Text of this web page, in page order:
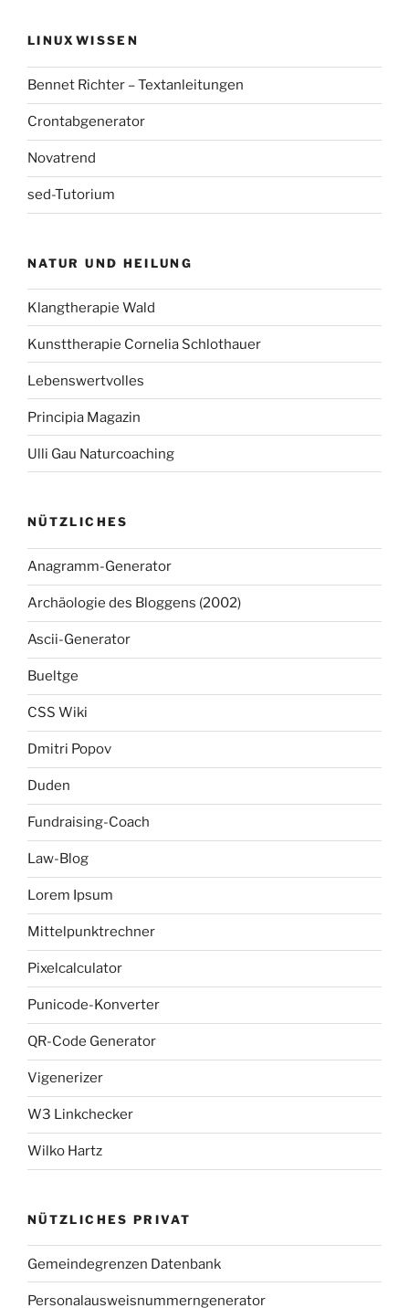
LINUXWISSEN
Bennet Richter – Textanleitungen
Crontabgenerator
Novatrend
sed-Tutorium
NATUR UND HEILUNG
Klangtherapie Wald
Kunsttherapie Cornelia Schlothauer
Lebenswertvolles
Principia Magazin
Ulli Gau Naturcoaching
NÜTZLICHES
Anagramm-Generator
Archäologie des Bloggens (2002)
Ascii-Generator
Bueltge
CSS Wiki
Dmitri Popov
Duden
Fundraising-Coach
Law-Blog
Lorem Ipsum
Mittelpunktrechner
Pixelcalculator
Punicode-Konverter
QR-Code Generator
Vigenerizer
W3 Linkchecker
Wilko Hartz
NÜTZLICHES PRIVAT
Gemeindegrenzen Datenbank
Personalausweisnummerngenerator